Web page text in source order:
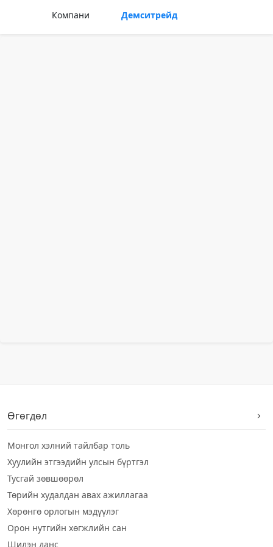
Компани
Демситрейд
Өгөгдөл
Монгол хэлний тайлбар толь
Хуулийн этгээдийн улсын бүртгэл
Тусгай зөвшөөрөл
Төрийн худалдан авах ажиллагаа
Хөрөнгө орлогын мэдүүлэг
Орон нутгийн хөгжлийн сан
Шилэн данс